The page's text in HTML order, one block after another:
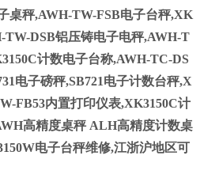
桌秤,AWH-TW-FSB电子台秤,XK
TW-DSB铝压铸电子电秤,AWH-T
计数电子台称,AWH-TC-DS
电子磅秤,SB721电子计数台秤,X
FB53内置打印仪表,XK3150C计
高精度桌秤 ALH高精度计数桌
电子台秤维修,江浙沪地区可